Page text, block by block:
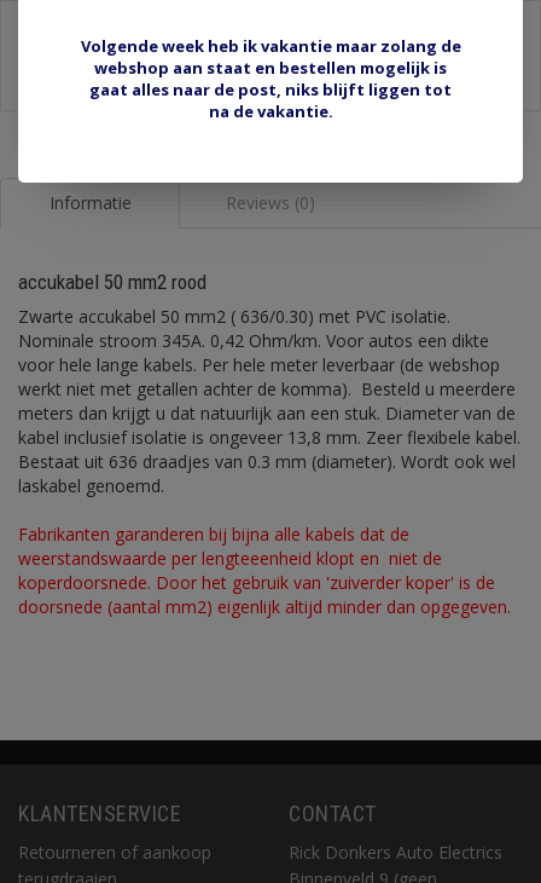
Stel een vraag over dit product
Afdrukken
Informatie Reviews (0)
accukabel 50 mm2 rood
Zwarte accukabel 50 mm2 ( 636/0.30) met PVC isolatie.
Nominale stroom 345A. 0,42 Ohm/km. Voor autos een dikte
voor hele lange kabels. Per hele meter leverbaar (de webshop
werkt niet met getallen achter de komma). Besteld u meerdere
meters dan krijgt u dat natuurlijk aan een stuk. Diameter van de
kabel inclusief isolatie is ongeveer 13,8 mm. Zeer flexibele kabel.
Bestaat uit 636 draadjes van 0.3 mm (diameter). Wordt ook wel
laskabel genoemd.
Fabrikanten garanderen bij bijna alle kabels dat de
weerstandswaarde per lengteeenheid klopt en niet de
koperdoorsnede. Door het gebruik van 'zuiverder koper' is de
doorsnede (aantal mm2) eigenlijk altijd minder dan opgegeven.
KLANTENSERVICE
Retourneren of aankoop
CONTACT
Rick Donkers Auto Electrics
Volgende week heb ik vakantie maar zolang de
webshop aan staat en bestellen mogelijk is
gaat alles naar de post, niks blijft liggen tot
na de vakantie.